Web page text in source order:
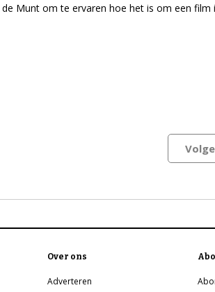
de Munt om te ervaren hoe het is om een film
Over ons
Adverteren